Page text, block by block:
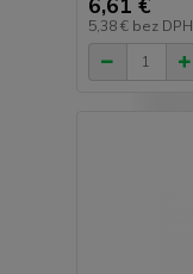
6,61 €
5,38 € bez DPH